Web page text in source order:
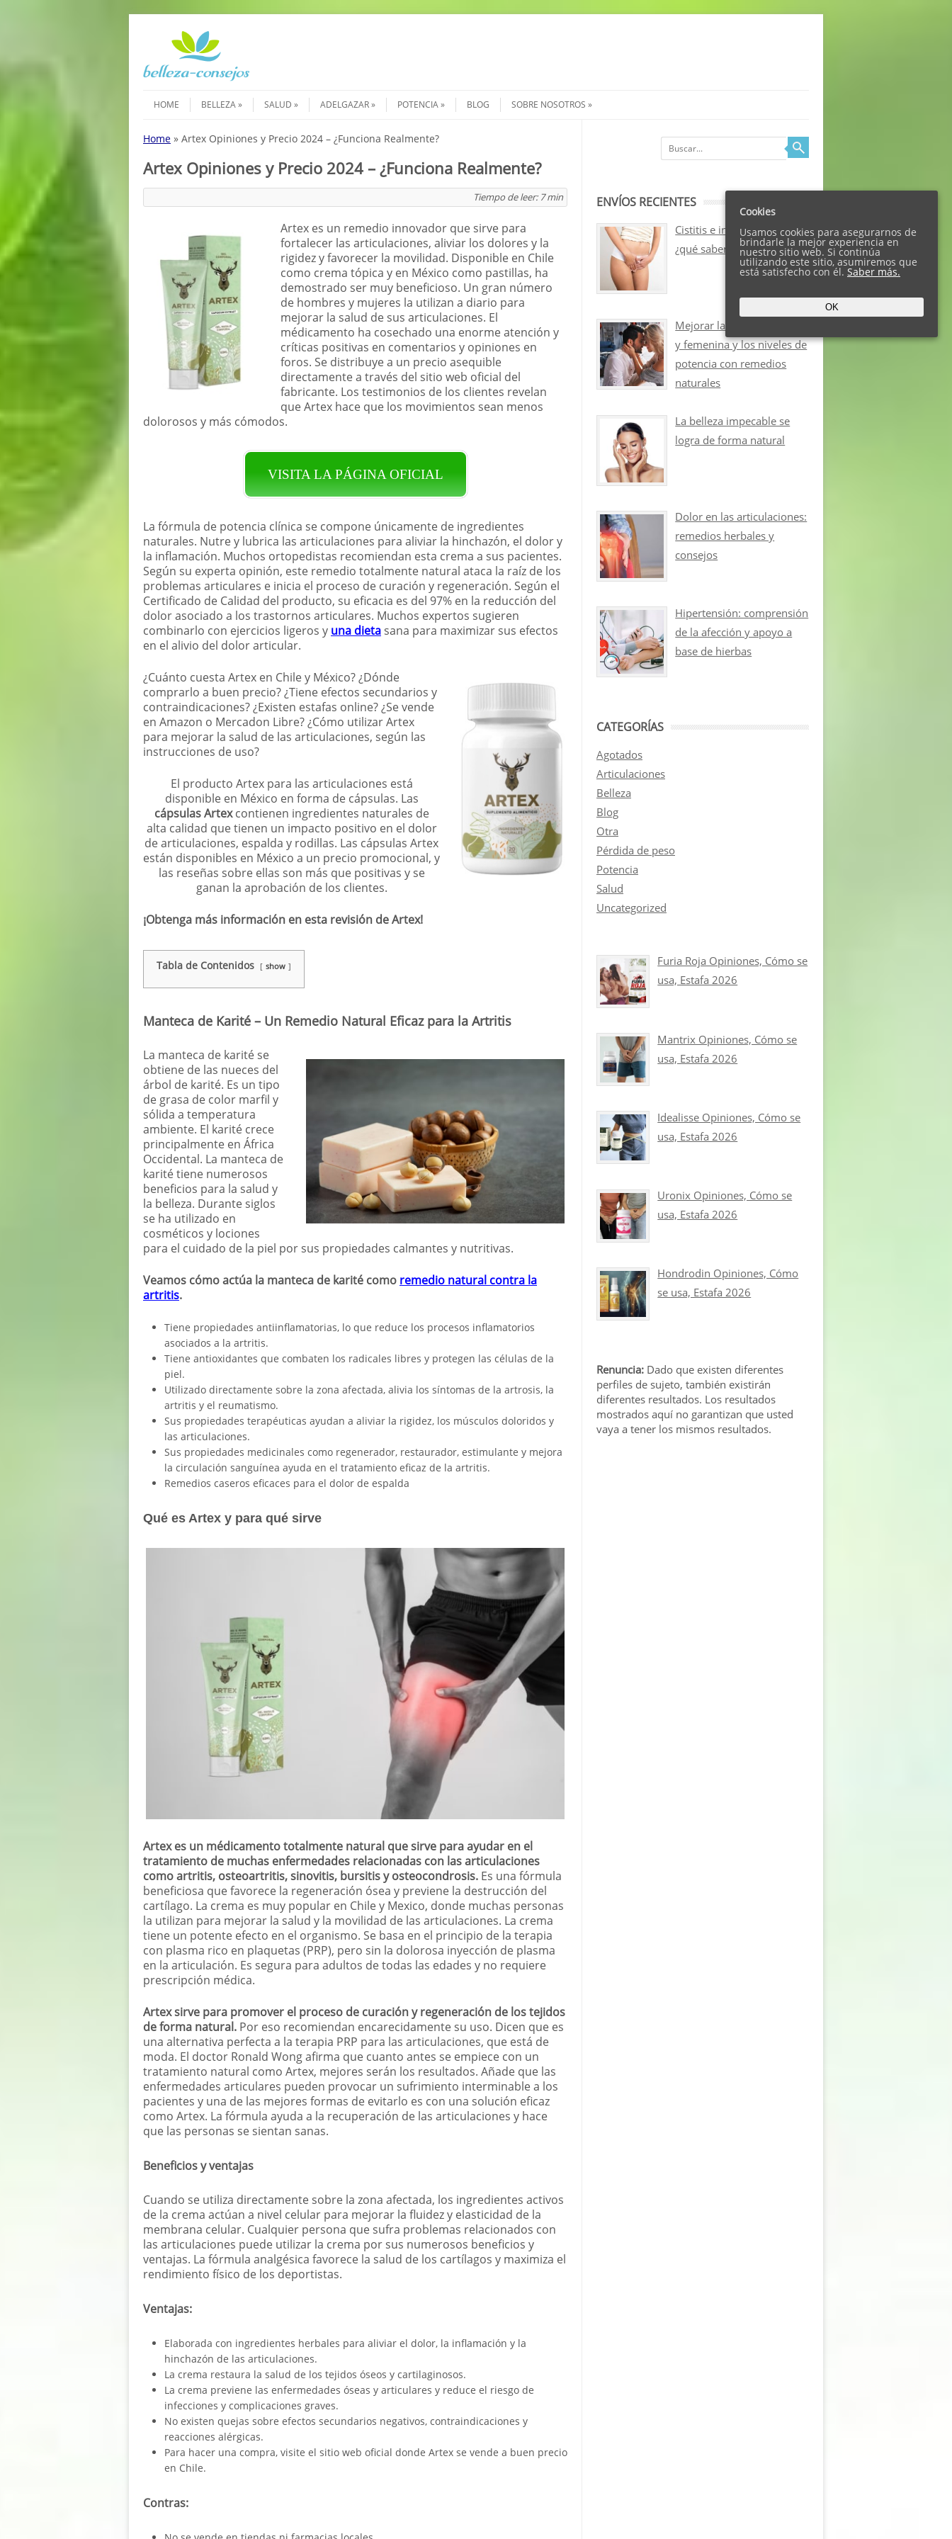
Menú
HOME
BELLEZA SALUD ADELGAZAR POTENCIA BLOG SOBRE NOSOTROS
Home » Artex Opiniones y Precio 2024 – ¿Funciona Realmente?
Artex Opiniones y Precio 2024 – ¿Funciona Realmente?
Tiempo de leer: 7 min
Artex es un remedio innovador que sirve para
fortalecer las articulaciones, aliviar los dolores y la
rigidez y favorecer la movilidad. Disponible en Chile
como crema tópica y en México como pastillas, ha
demostrado ser muy beneficioso. Un gran número
de hombres y mujeres la utilizan a diario para
mejorar la salud de sus articulaciones. El
médicamento ha cosechado una enorme atención y
críticas positivas en comentarios y opiniones en
foros. Se distribuye a un precio asequible
directamente a través del sitio web oficial del
fabricante. Los testimonios de los clientes revelan
que Artex hace que los movimientos sean menos
dolorosos y más cómodos.
VISITA LA PÁGINA OFICIAL
La fórmula de potencia clínica se compone únicamente de ingredientes
naturales. Nutre y lubrica las articulaciones para aliviar la hinchazón, el dolor y
la inflamación. Muchos ortopedistas recomiendan esta crema a sus pacientes.
Según su experta opinión, este remedio totalmente natural ataca la raíz de los
problemas articulares e inicia el proceso de curación y regeneración. Según el
Certificado de Calidad del producto, su eficacia es del 97% en la reducción del
dolor asociado a los trastornos articulares. Muchos expertos sugieren
combinarlo con ejercicios ligeros y una dieta sana para maximizar sus efectos
en el alivio del dolor articular.
¿Cuánto cuesta Artex en Chile y México? ¿Dónde
comprarlo a buen precio? ¿Tiene efectos secundarios y
contraindicaciones? ¿Existen estafas online? ¿Se vende
en Amazon o Mercadon Libre? ¿Cómo utilizar Artex
para mejorar la salud de las articulaciones, según las
instrucciones de uso?
El producto Artex para las articulaciones está
disponible en México en forma de cápsulas. Las
cápsulas Artexcontienen ingredientes naturales de
alta calidad que tienen un impacto positivo en el dolor
de articulaciones, espalda y rodillas. Las cápsulas Artex
están disponibles en México a un precio promocional, y
las reseñas sobre ellas son más que positivas y se
ganan la aprobación de los clientes.
¡Obtenga más información en esta revisión de Artex!
Tabla de Contenidos show
Manteca de Karité – Un Remedio Natural Eficaz para la Artritis
La manteca de karité se
obtiene de las nueces del
árbol de karité. Es un tipo
de grasa de color marfil y
sólida a temperatura
ambiente. El karité crece
principalmente en África
Occidental. La manteca de
karité tiene numerosos
beneficios para la salud y
la belleza. Durante siglos
se ha utilizado en
cosméticos y lociones
para el cuidado de la piel por sus propiedades calmantes y nutritivas.
Veamos cómo actúa la manteca de karité como remedio natural contra la
artritis.
Tiene propiedades antiinflamatorias, lo que reduce los procesos inflamatorios
asociados a la artritis.
Tiene antioxidantes que combaten los radicales libres y protegen las células de la
piel.
Utilizado directamente sobre la zona afectada, alivia los síntomas de la artrosis, la
artritis y el reumatismo.
Sus propiedades terapéuticas ayudan a aliviar la rigidez, los músculos doloridos y
las articulaciones.
Sus propiedades medicinales como regenerador, restaurador, estimulante y mejora
la circulación sanguínea ayuda en el tratamiento eficaz de la artritis.
Remedios caseros eficaces para el dolor de espalda
Qué es Artex y para qué sirve
Artex es un médicamento totalmente natural que sirve para ayudar en el
tratamiento de muchas enfermedades relacionadas con las articulaciones
como artritis, osteoartritis, sinovitis, bursitis y osteocondrosis. Es una fórmula
beneficiosa que favorece la regeneración ósea y previene la destrucción del
cartílago. La crema es muy popular en Chile y Mexico, donde muchas personas
la utilizan para mejorar la salud y la movilidad de las articulaciones. La crema
tiene un potente efecto en el organismo. Se basa en el principio de la terapia
con plasma rico en plaquetas (PRP), pero sin la dolorosa inyección de plasma
en la articulación. Es segura para adultos de todas las edades y no requiere
prescripción médica.
Artex sirve para promover el proceso de curación y regeneración de los tejidos
de forma natural. Por eso recomiendan encarecidamente su uso. Dicen que es
una alternativa perfecta a la terapia PRP para las articulaciones, que está de
moda. El doctor Ronald Wong afirma que cuanto antes se empiece con un
tratamiento natural como Artex, mejores serán los resultados. Añade que las
enfermedades articulares pueden provocar un sufrimiento interminable a los
pacientes y una de las mejores formas de evitarlo es con una solución eficaz
como Artex. La fórmula ayuda a la recuperación de las articulaciones y hace
que las personas se sientan sanas.
Beneficios y ventajas
Cuando se utiliza directamente sobre la zona afectada, los ingredientes activos
de la crema actúan a nivel celular para mejorar la fluidez y elasticidad de la
membrana celular. Cualquier persona que sufra problemas relacionados con
las articulaciones puede utilizar la crema por sus numerosos beneficios y
ventajas. La fórmula analgésica favorece la salud de los cartílagos y maximiza el
rendimiento físico de los deportistas.
Ventajas:
Elaborada con ingredientes herbales para aliviar el dolor, la inflamación y la
hinchazón de las articulaciones.
La crema restaura la salud de los tejidos óseos y cartilaginosos.
La crema previene las enfermedades óseas y articulares y reduce el riesgo de
infecciones y complicaciones graves.
No existen quejas sobre efectos secundarios negativos, contraindicaciones y
reacciones alérgicas.
Para hacer una compra, visite el sitio web oficial donde Artex se vende a buen precio
en Chile.
Contras:
ENVÍOS RECIENTES
Cistitis e incontinencia:
¿qué sabemos sobre ellos?
Mejorar la libido masculina
y femenina y los niveles de
potencia con remedios
naturales
La belleza impecable se
logra de forma natural
Dolor en las articulaciones:
remedios herbales y
consejos
Hipertensión: comprensión
de la afección y apoyo a
base de hierbas
CATEGORÍAS
Agotados
Articulaciones
Belleza
Blog
Otra
Pérdida de peso
Potencia
Salud
Uncategorized
Furia Roja Opiniones, Cómo se
usa, Estafa 2026
Mantrix Opiniones, Cómo se
usa, Estafa 2026
Idealisse Opiniones, Cómo se
usa, Estafa 2026
Uronix Opiniones, Cómo se
usa, Estafa 2026
Hondrodin Opiniones, Cómo
se usa, Estafa 2026
Renuncia: Dado que existen diferentes
perfiles de sujeto, también existirán
diferentes resultados. Los resultados
mostrados aquí no garantizan que usted
vaya a tener los mismos resultados.
Cookies
Usamos cookies para asegurarnos de
brindarle la mejor experiencia en
nuestro sitio web. Si continúa
utilizando este sitio, asumiremos que
está satisfecho con él. Saber más.
OK